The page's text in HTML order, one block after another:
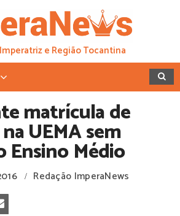
e Região Tocantina
matrícula de
UEMA sem
Ensino Médio
/ Redação ImperaNews